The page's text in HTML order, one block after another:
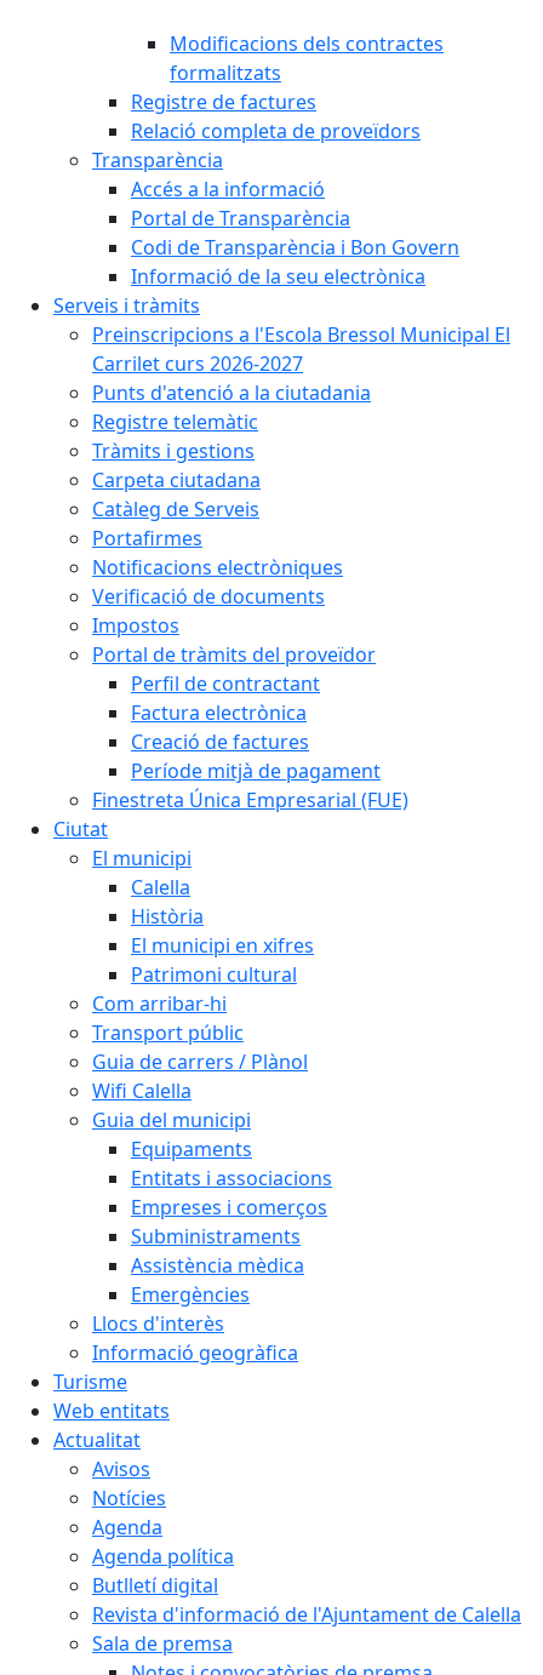
Modificacions dels contractes
formalitzats
Registre de factures
Relació completa de proveïdors
Transparència
Accés a la informació
Portal de Transparència
Codi de Transparència i Bon Govern
Informació de la seu electrònica
Serveis i tràmits
Preinscripcions a l'Escola Bressol Municipal El
Carrilet curs 2026-2027
Punts d'atenció a la ciutadania
Registre telemàtic
Tràmits i gestions
Carpeta ciutadana
Catàleg de Serveis
Portafirmes
Notificacions electròniques
Verificació de documents
Impostos
Portal de tràmits del proveïdor
Perfil de contractant
Factura electrònica
Creació de factures
Període mitjà de pagament
Finestreta Única Empresarial (FUE)
Ciutat
El municipi
Calella
Història
El municipi en xifres
Patrimoni cultural
Com arribar-hi
Transport públic
Guia de carrers / Plànol
Wifi Calella
Guia del municipi
Equipaments
Entitats i associacions
Empreses i comerços
Subministraments
Assistència mèdica
Emergències
Llocs d'interès
Informació geogràfica
Turisme
Web entitats
Actualitat
Avisos
Notícies
Agenda
Agenda política
Butlletí digital
Revista d'informació de l'Ajuntament de Calella
Sala de premsa